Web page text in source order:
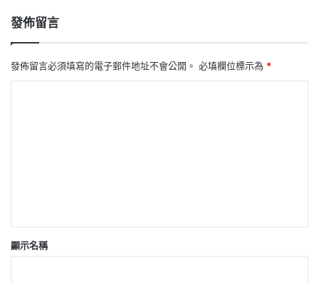
發佈留言
發佈留言必須填寫的電子郵件地址不會公開。 必填欄位標示為 *
顯示名稱